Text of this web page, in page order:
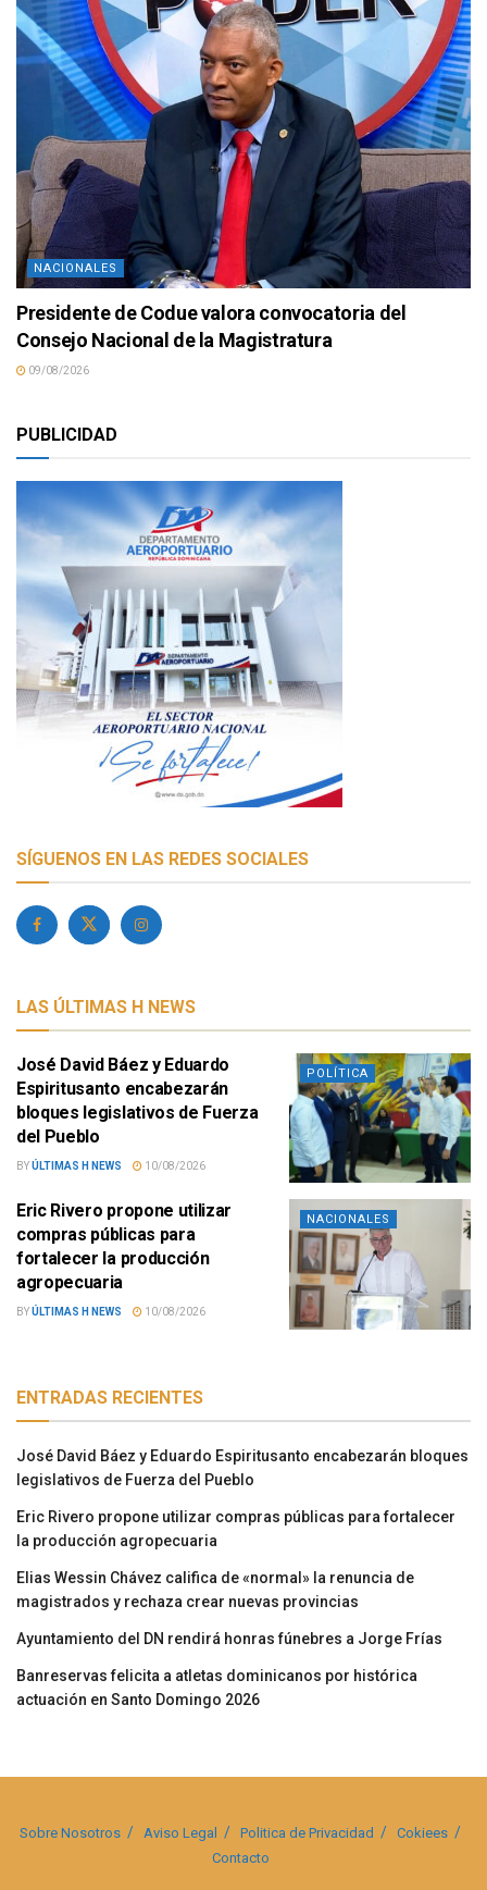
NACIONALES
Presidente de Codue valora convocatoria del
Consejo Nacional de la Magistratura
09/08/2026
PUBLICIDAD
SÍGUENOS EN LAS REDES SOCIALES
LAS ÚLTIMAS H NEWS
POLÍTICA
José David Báez y Eduardo
Espiritusanto encabezarán
bloques legislativos de Fuerza
del Pueblo
BYÚLTIMAS H NEWS 10/08/2026
NACIONALES
Eric Rivero propone utilizar
compras públicas para
fortalecer la producción
agropecuaria
BYÚLTIMAS H NEWS 10/08/2026
ENTRADAS RECIENTES
José David Báez y Eduardo Espiritusanto encabezarán bloques
legislativos de Fuerza del Pueblo
Eric Rivero propone utilizar compras públicas para fortalecer
la producción agropecuaria
Elias Wessin Chávez califica de «normal» la renuncia de
magistrados y rechaza crear nuevas provincias
Ayuntamiento del DN rendirá honras fúnebres a Jorge Frías
Banreservas felicita a atletas dominicanos por histórica
actuación en Santo Domingo 2026
Sobre Nosotros Aviso Legal Politica de Privacidad
Cokiees
Contacto